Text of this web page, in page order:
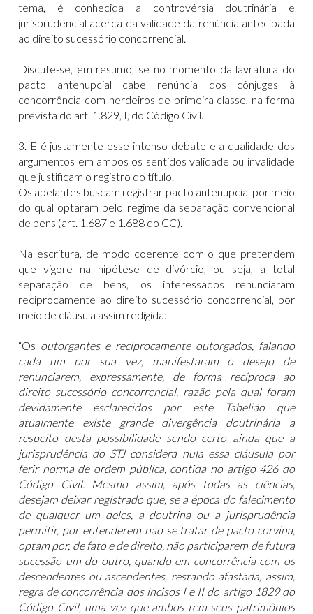
tema, é conhecida a controvérsia doutrinária e
jurisprudencial acerca da validade da renúncia antecipada
ao direito sucessório concorrencial.
Discute-se, em resumo, se no momento da lavratura do
pacto antenupcial cabe renúncia dos cônjuges à
concorrência com herdeiros de primeira classe, na forma
prevista do art. 1.829, I, do Código Civil.
3. E é justamente esse intenso debate e a qualidade dos
argumentos em ambos os sentidos validade ou invalidade
que justificam o registro do título.
Os apelantes buscam registrar pacto antenupcial por meio
do qual optaram pelo regime da separação convencional
de bens (art. 1.687 e 1.688 do CC).
Na escritura, de modo coerente com o que pretendem
que vigore na hipótese de divórcio, ou seja, a total
separação de bens, os interessados renunciaram
reciprocamente ao direito sucessório concorrencial, por
meio de cláusula assim redigida:
“Os outorgantes e reciprocamente outorgados, falando
cada um por sua vez, manifestaram o desejo de
renunciarem, expressamente, de forma recíproca ao
direito sucessório concorrencial, razão pela qual foram
devidamente esclarecidos por este Tabelião que
atualmente existe grande divergência doutrinária a
respeito desta possibilidade sendo certo ainda que a
jurisprudência do STJ considera nula essa cláusula por
ferir norma de ordem pública, contida no artigo 426 do
Código Civil. Mesmo assim, após todas as ciências,
desejam deixar registrado que, se a época do falecimento
de qualquer um deles, a doutrina ou a jurisprudência
permitir, por entenderem não se tratar de pacto corvina,
optam por, de fato e de direito, não participarem de futura
sucessão um do outro, quando em concorrência com os
descendentes ou ascendentes, restando afastada, assim,
regra de concorrência dos incisos I e II do artigo 1829 do
Código Civil, uma vez que ambos tem seus patrimônios